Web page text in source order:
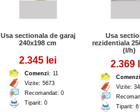
Usa sectionala de garaj
240x198 cm
2.345 lei
Comenzi: 11
Vizite: 5673
Recomandat: 0
Tiparit: 0
Usa
rezidentiala
(l/h)
2.369
Comenzi
Vizite:
Tiparit: 6